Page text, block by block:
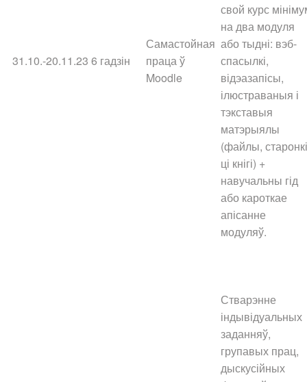
31.10.-20.11.23 6 гадзін
Самастойная
праца ў
Moodle
свой курс
на два модуля
або тыдні: вэб-
спасылкі,
відэазапісы,
ілюстраваныя і
тэкставыя
матэрыялы
(файлы, старонкі
ці кнігі) +
навучальны гід
або кароткае
апісанне
модуляў.
Стварэнне
індывідуальных
заданняў,
групавых прац,
дыскусійных